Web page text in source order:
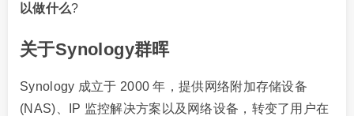
以做什么?
关于Synology群晖
Synology 成立于 2000 年，提供网络附加存储设备
(NAS)、IP 监控解决方案以及网络设备，转变了用户在